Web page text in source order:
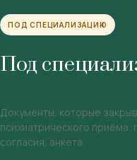
ПОД СПЕЦИАЛИЗАЦИЮ
Под
Документы, которые
психиатрического приёма:
согласия, анкета.